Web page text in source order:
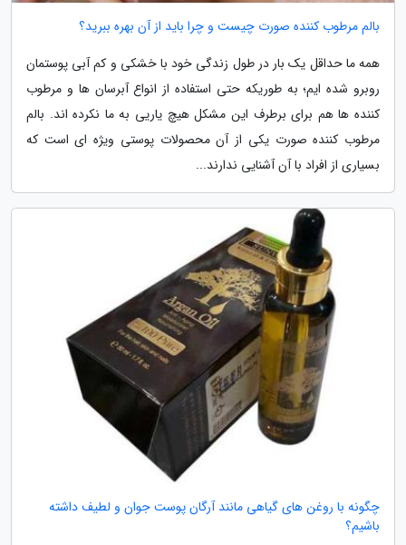
بالم مرطوب کننده صورت چیست و چرا باید از آن بهره ببرید؟
همه ما حداقل یک بار در طول زندگی خود با خشکی و کم آبی پوستمان
روبرو شده ایم؛ به طوریکه حتی استفاده از انواع آبرسان ها و مرطوب
کننده ها هم برای برطرف این مشکل هیچ یاریی به ما نکرده اند. بالم
مرطوب کننده صورت یکی از آن محصولات پوستی ویژه ای است که
بسیاری از افراد با آن آشنایی ندارند...
چگونه با روغن های گیاهی مانند آرگان پوست جوان و لطیف داشته
باشیم؟